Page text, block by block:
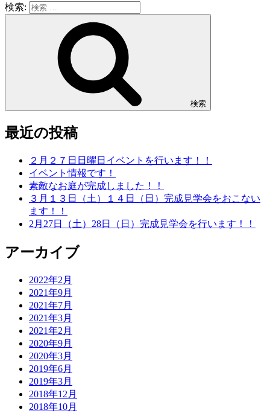
検索:
検索
最近の投稿
２月２７日日曜日イベントを行います！！
イベント情報です！
素敵なお庭が完成しました！！
３月１３日（土）１４日（日）完成見学会をおこない
ます！！
2月27日（土）28日（日）完成見学会を行います！！
アーカイブ
2022年2月
2021年9月
2021年7月
2021年3月
2021年2月
2020年9月
2020年3月
2019年6月
2019年3月
2018年12月
2018年10月